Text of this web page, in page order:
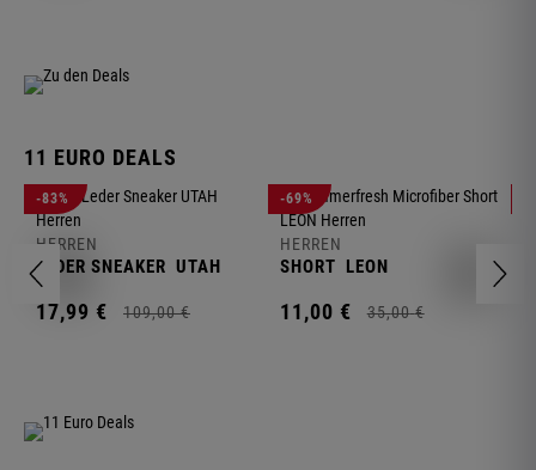
11 EURO DEALS
-83%
HERREN
LEDER SNEAKER UTAH
17,99 € 109,00 €
-69%
HERREN
SHORT LEON
11,00 € 35,00 €